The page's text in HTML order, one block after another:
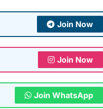
Join Now
Join Now
Join WhatsApp